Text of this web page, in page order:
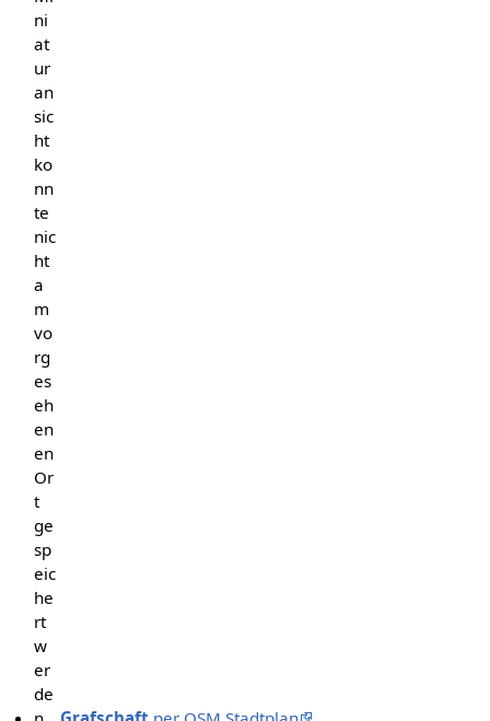
ni
at
ur
an
sic
ht
ko
nn
te
nic
ht
a
m
vo
rg
es
eh
en
en
Or
t
ge
sp
eic
he
rt
w
er
de